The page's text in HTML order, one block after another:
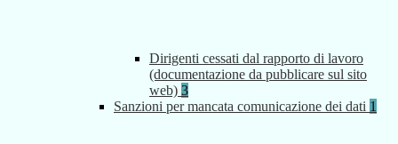
Dirigenti cessati dal rapporto di lavoro
(documentazione da pubblicare sul sito
web) 3
Sanzioni per mancata comunicazione dei dati 1